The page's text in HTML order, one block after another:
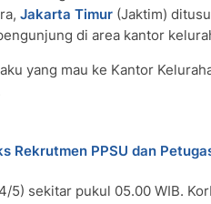
Jakarta Timur (Jaktim)
di area kantor
yang mau ke Kantor
Rekrutmen PPSU dan
5) sekitar pukul 05.00 WIB.